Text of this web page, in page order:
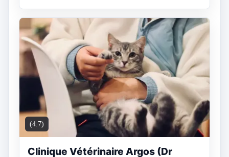
(4.7)
Clinique Vétérinaire Argos (Dr